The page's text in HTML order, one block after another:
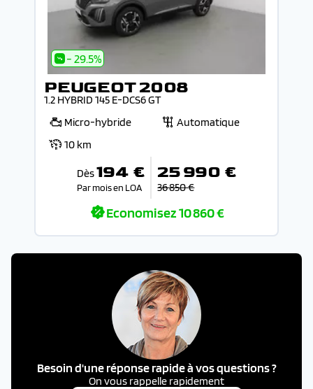
- 29.5%
PEUGEOT 2008
1.2 HYBRID 145 E-DCS6 GT
Micro-hybride
Automatique
10 km
Dès194 €
Par mois en LOA
25 990 €
36 850 €
Economisez10 860 €
Besoin d'une réponse rapide à vos questions ?
On vous rappelle rapidement